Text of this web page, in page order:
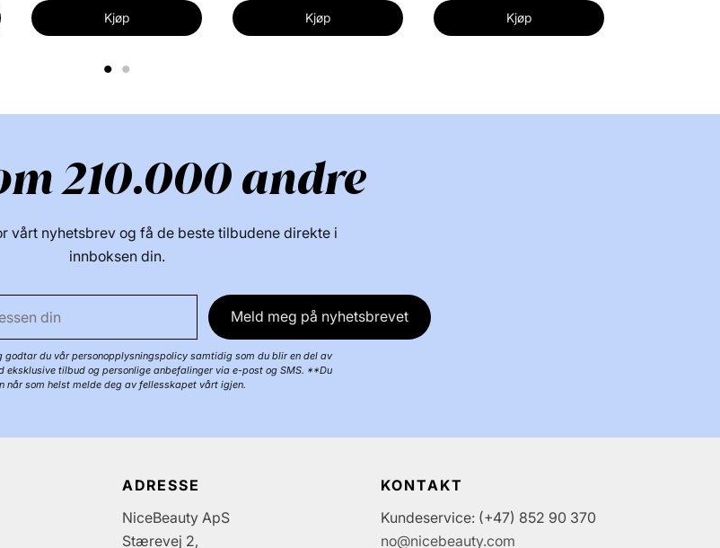
Kjøp Kjøp Kjøp
1 2
210.000 andre
vårt nyhetsbrev og få de beste tilbudene direkte i
innboksen din.
Meld meg på nyhetsbrevet
godtar du vår personopplysningspolicy samtidig som du blir en del av
eksklusive tilbud og personlige anbefalinger via e-post og SMS. **Du
når som helst melde deg av fellesskapet vårt igjen.
ADRESSE
NiceBeauty ApS
Stærevej 2,
KONTAKT
Kundeservice: (+47) 852 90 370
no@nicebeauty.com